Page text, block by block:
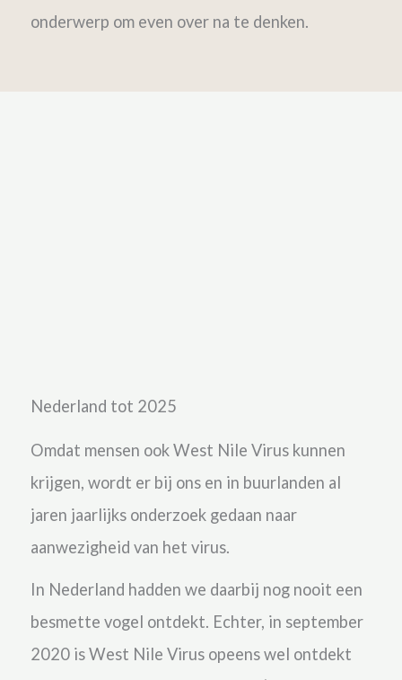
onderwerp om even over na te denken.
Nederland tot 2025
Omdat mensen ook West Nile Virus kunnen
krijgen, wordt er bij ons en in buurlanden al
jaren jaarlijks onderzoek gedaan naar
aanwezigheid van het virus.
In Nederland hadden we daarbij nog nooit een
besmette vogel ontdekt. Echter, in september
2020 is West Nile Virus opeens wel ontdekt